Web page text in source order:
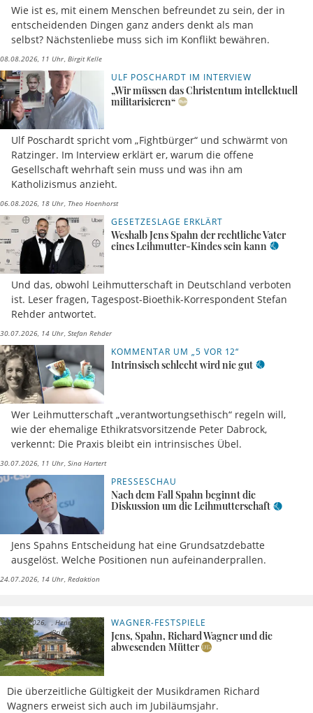
Wie ist es, mit einem Menschen befreundet zu sein, der in
entscheidenden Dingen ganz anders denkt als man
selbst? Nächstenliebe muss sich im Konflikt bewähren.
08.08.2026, 11 Uhr Birgit Kelle
ULF POSCHARDT IM INTERVIEW
„Wir müssen das Christentum intellektuell
militarisieren“
Ulf Poschardt spricht vom „Fightbürger“ und schwärmt von
Ratzinger. Im Interview erklärt er, warum die offene
Gesellschaft wehrhaft sein muss und was ihn am
Katholizismus anzieht.
06.08.2026, 18 Uhr Theo Hoenhorst
GESETZESLAGE ERKLÄRT
Weshalb Jens Spahn der rechtliche Vater
eines Leihmutter-Kindes sein kann
Und das, obwohl Leihmutterschaft in Deutschland verboten
ist. Leser fragen, Tagespost-Bioethik-Korrespondent Stefan
Rehder antwortet.
30.07.2026, 14 Uhr Stefan Rehder
KOMMENTAR UM „5 VOR 12“
Intrinsisch schlecht wird nie gut
Wer Leihmutterschaft „verantwortungsethisch“ regeln will,
wie der ehemalige Ethikratsvorsitzende Peter Dabrock,
verkennt: Die Praxis bleibt ein intrinsisches Übel.
30.07.2026, 11 Uhr Sina Hartert
PRESSESCHAU
Nach dem Fall Spahn beginnt die
Diskussion um die Leihmutterschaft
Jens Spahns Entscheidung hat eine Grundsatzdebatte
ausgelöst. Welche Positionen nun aufeinanderprallen.
24.07.2026, 14 Uhr Redaktion
WAGNER-FESTSPIELE
Jens, Spahn, Richard Wagner und die
abwesenden Mütter
Die überzeitliche Gültigkeit der Musikdramen Richard
Wagners erweist sich auch im Jubiläumsjahr.
22.07.2026,
17 Uhr
Henry C.
Brinker